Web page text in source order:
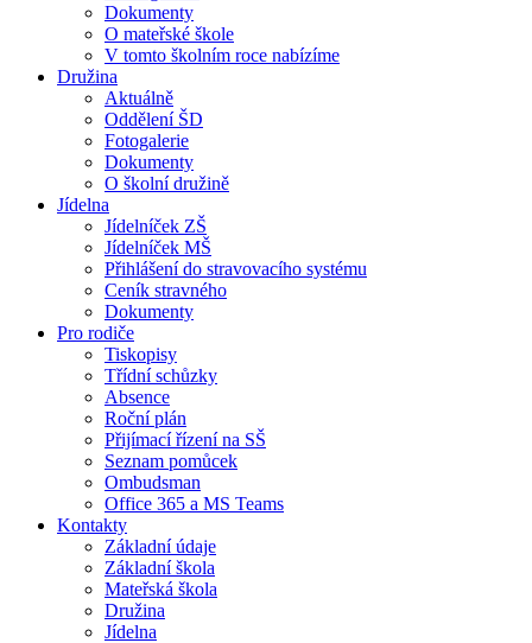
Dokumenty
O mateřské škole
V tomto školním roce nabízíme
Družina
Aktuálně
Oddělení ŠD
Fotogalerie
Dokumenty
O školní družině
Jídelna
Jídelníček ZŠ
Jídelníček MŠ
Přihlášení do stravovacího systému
Ceník stravného
Dokumenty
Pro rodiče
Tiskopisy
Třídní schůzky
Absence
Roční plán
Přijímací řízení na SŠ
Seznam pomůcek
Ombudsman
Office 365 a MS Teams
Kontakty
Základní údaje
Základní škola
Mateřská škola
Družina
Jídelna